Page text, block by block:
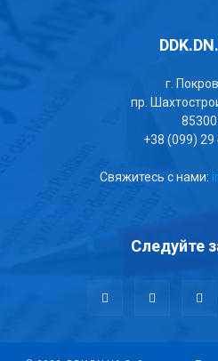
г.
пр.
85300
+38 (099) 29
Свяжитесь с нами:
Следуйте